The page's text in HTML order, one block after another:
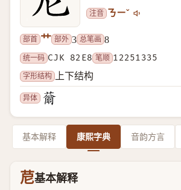
注音 ㄋㄧˇ
部首 艹 部外 3 总笔画 8
统一码 CJK 82E8 笔顺 12251335
字形结构
上下结构
异体
基本解释 康熙字典 音韵方言
苨基本解释